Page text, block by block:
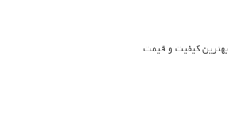
بهترین کیفیت و قیمت